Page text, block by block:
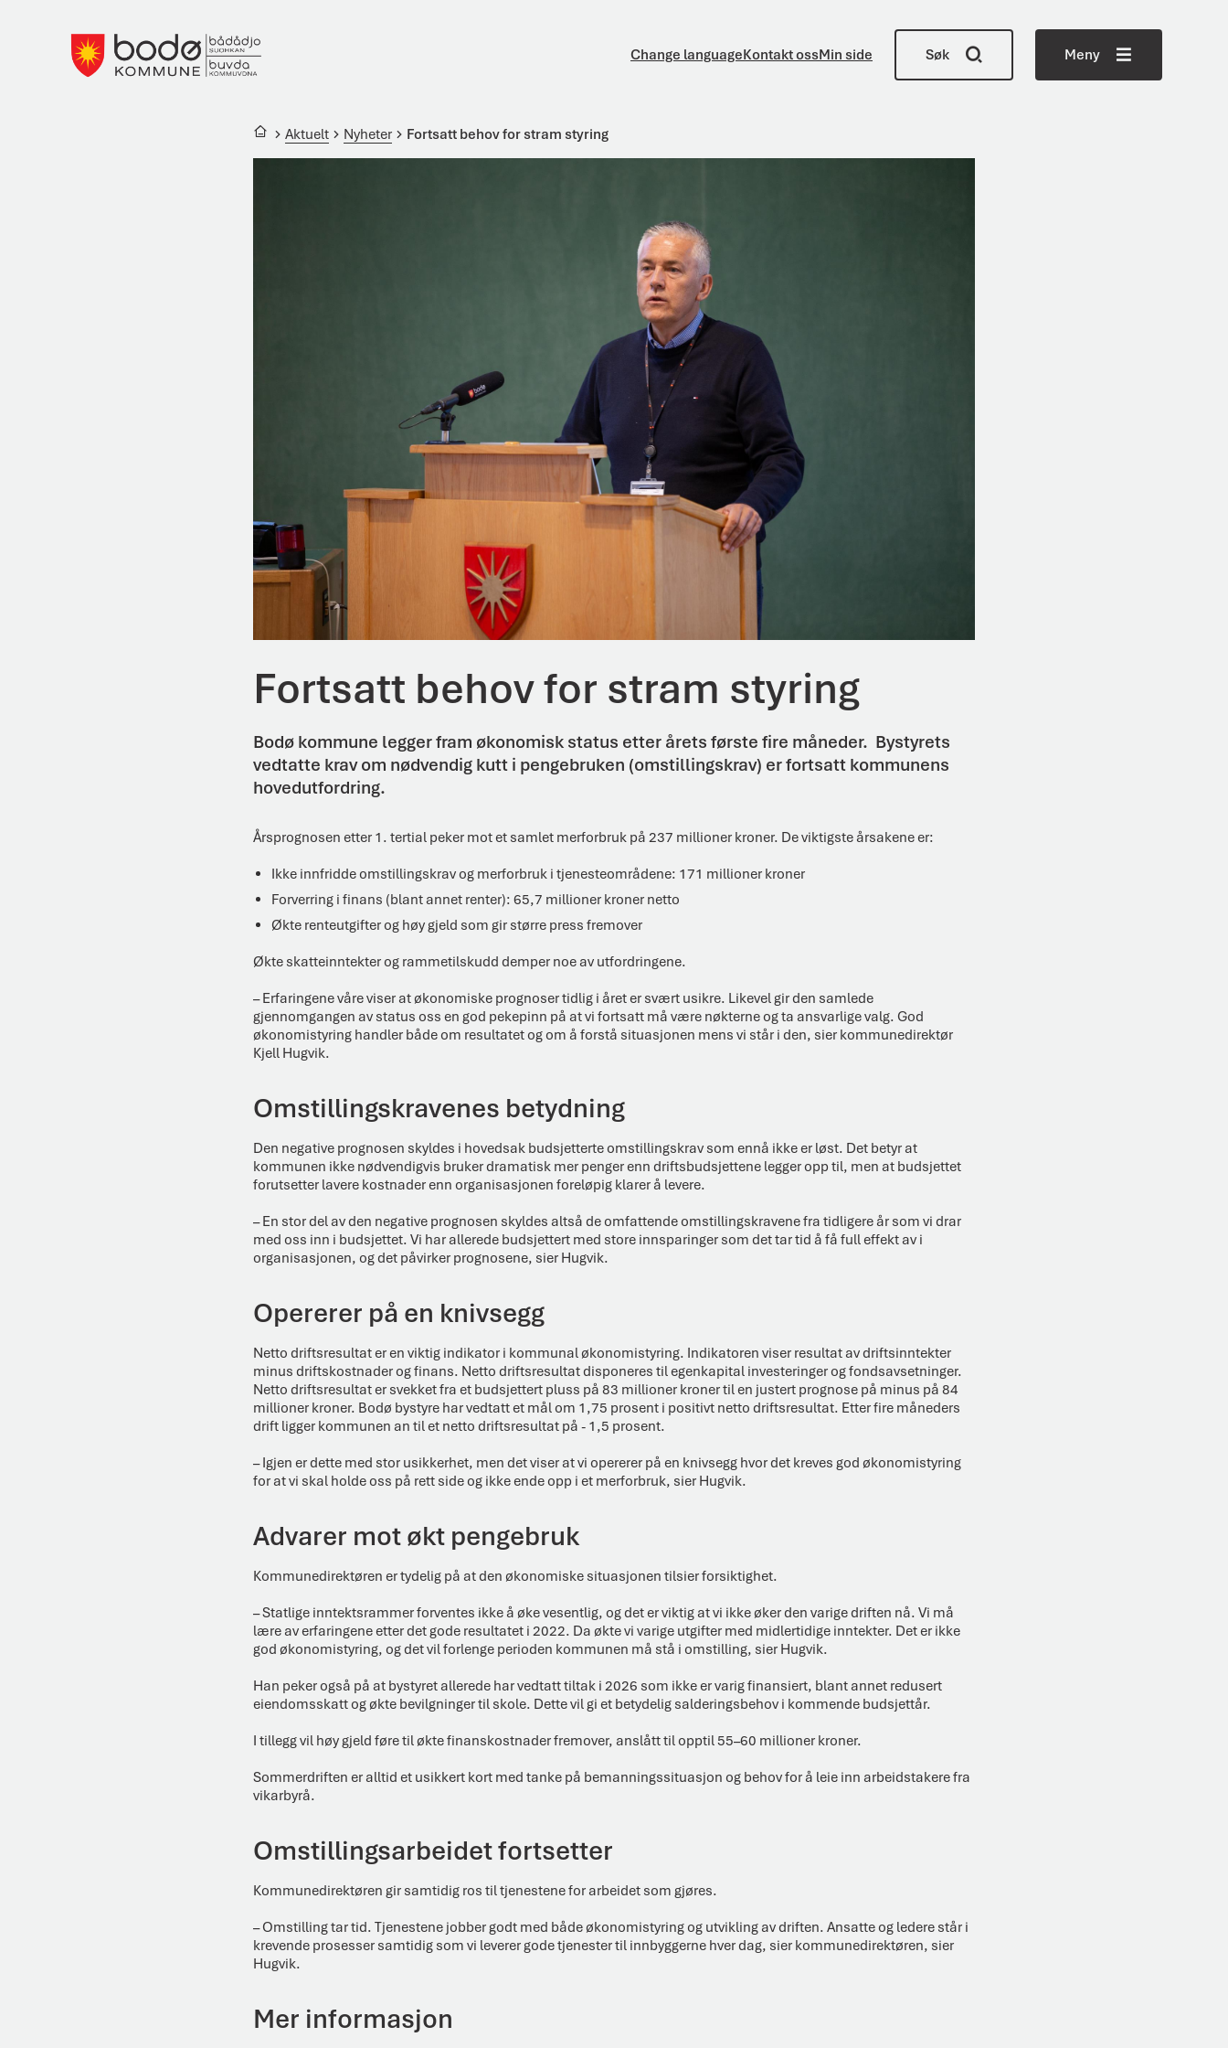
Change languageKontakt ossMin side Søk Meny
Du er her:
Aktuelt Nyheter Fortsatt behov for stram styring
Fortsatt behov for stram styring
Bodø kommune legger fram økonomisk status etter årets første fire måneder. Bystyrets
vedtatte krav om nødvendig kutt i pengebruken (omstillingskrav) er fortsatt kommunens
hovedutfordring.
Årsprognosen etter 1. tertial peker mot et samlet merforbruk på 237 millioner kroner. De viktigste årsakene er:
Ikke innfridde omstillingskrav og merforbruk i tjenesteområdene: 171 millioner kroner
Forverring i finans (blant annet renter): 65,7 millioner kroner netto
Økte renteutgifter og høy gjeld som gir større press fremover
Økte skatteinntekter og rammetilskudd demper noe av utfordringene.
– Erfaringene våre viser at økonomiske prognoser tidlig i året er svært usikre. Likevel gir den samlede
gjennomgangen av status oss en god pekepinn på at vi fortsatt må være nøkterne og ta ansvarlige valg. God
økonomistyring handler både om resultatet og om å forstå situasjonen mens vi står i den, sier kommunedirektør
Kjell Hugvik.
Omstillingskravenes betydning
Den negative prognosen skyldes i hovedsak budsjetterte omstillingskrav som ennå ikke er løst. Det betyr at
kommunen ikke nødvendigvis bruker dramatisk mer penger enn driftsbudsjettene legger opp til, men at budsjettet
forutsetter lavere kostnader enn organisasjonen foreløpig klarer å levere.
– En stor del av den negative prognosen skyldes altså de omfattende omstillingskravene fra tidligere år som vi drar
med oss inn i budsjettet. Vi har allerede budsjettert med store innsparinger som det tar tid å få full effekt av i
organisasjonen, og det påvirker prognosene, sier Hugvik.
Opererer på en knivsegg
Netto driftsresultat er en viktig indikator i kommunal økonomistyring. Indikatoren viser resultat av driftsinntekter
minus driftskostnader og finans. Netto driftsresultat disponeres til egenkapital investeringer og fondsavsetninger.
Netto driftsresultat er svekket fra et budsjettert pluss på 83 millioner kroner til en justert prognose på minus på 84
millioner kroner. Bodø bystyre har vedtatt et mål om 1,75 prosent i positivt netto driftsresultat. Etter fire måneders
drift ligger kommunen an til et netto driftsresultat på - 1,5 prosent.
– Igjen er dette med stor usikkerhet, men det viser at vi opererer på en knivsegg hvor det kreves god økonomistyring
for at vi skal holde oss på rett side og ikke ende opp i et merforbruk, sier Hugvik.
Advarer mot økt pengebruk
Kommunedirektøren er tydelig på at den økonomiske situasjonen tilsier forsiktighet.
– Statlige inntektsrammer forventes ikke å øke vesentlig, og det er viktig at vi ikke øker den varige driften nå. Vi må
lære av erfaringene etter det gode resultatet i 2022. Da økte vi varige utgifter med midlertidige inntekter. Det er ikke
god økonomistyring, og det vil forlenge perioden kommunen må stå i omstilling, sier Hugvik.
Han peker også på at bystyret allerede har vedtatt tiltak i 2026 som ikke er varig finansiert, blant annet redusert
eiendomsskatt og økte bevilgninger til skole. Dette vil gi et betydelig salderingsbehov i kommende budsjettår.
I tillegg vil høy gjeld føre til økte finanskostnader fremover, anslått til opptil 55–60 millioner kroner.
Sommerdriften er alltid et usikkert kort med tanke på bemanningssituasjon og behov for å leie inn arbeidstakere fra
vikarbyrå.
Omstillingsarbeidet fortsetter
Kommunedirektøren gir samtidig ros til tjenestene for arbeidet som gjøres.
– Omstilling tar tid. Tjenestene jobber godt med både økonomistyring og utvikling av driften. Ansatte og ledere står i
krevende prosesser samtidig som vi leverer gode tjenester til innbyggerne hver dag, sier kommunedirektøren, sier
Hugvik.
Mer informasjon